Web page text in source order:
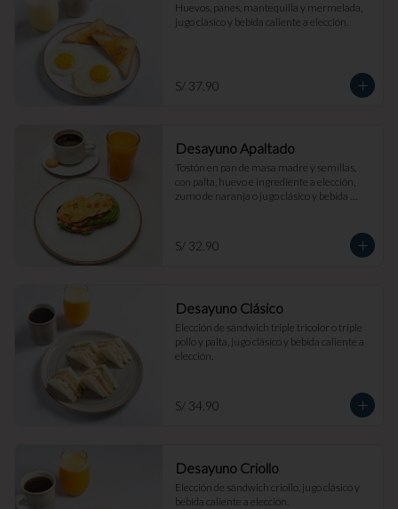
Huevos, panes, mantequilla y mermelada,
jugo clásico y bebida caliente a elección.
S/ 37.90
Desayuno Apaltado
Tostón en pan de masa madre y semillas,
con palta, huevo e ingrediente a elección,
zumo de naranja o jugo clásico y bebida
S/ 32.90
Desayuno Clásico
Elección de sándwich triple tricolor o triple
pollo y palta, jugo clásico y bebida caliente a
elección.
S/ 34.90
Desayuno Criollo
Elección de sándwich criollo, jugo clásico y
bebida caliente a elección.